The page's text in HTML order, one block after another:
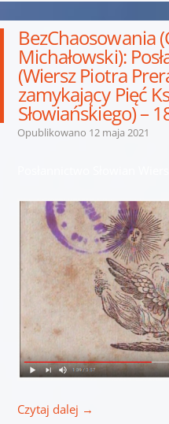
BezChaosowania
Michałowski):
(Wiersz Piotra
zamykający Pięć
Słowiańskiego) –
Opublikowano 12 maja 2021
Czytaj dalej →